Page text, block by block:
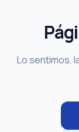
Lo sentimos,